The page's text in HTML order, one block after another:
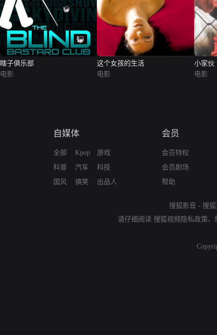
瞎子俱乐部
电影
这个女孩的生活
电影
小家伙
电影
自媒体
全部
科普
国风
Kpop
汽车
搞笑
游戏
科技
出品人
会员
会员特权
会员剧场
帮助
搜狐影音 - 搜
请仔细阅读 搜狐视频隐私政策、